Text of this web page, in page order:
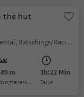
the hut
Valgiovo/Jaufental, Ratschings/Racines, Sterzing/Vipiteno and environs
m
Hoogteverschil
1h:22 Min
Duur